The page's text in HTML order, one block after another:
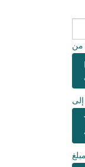
من
إلى